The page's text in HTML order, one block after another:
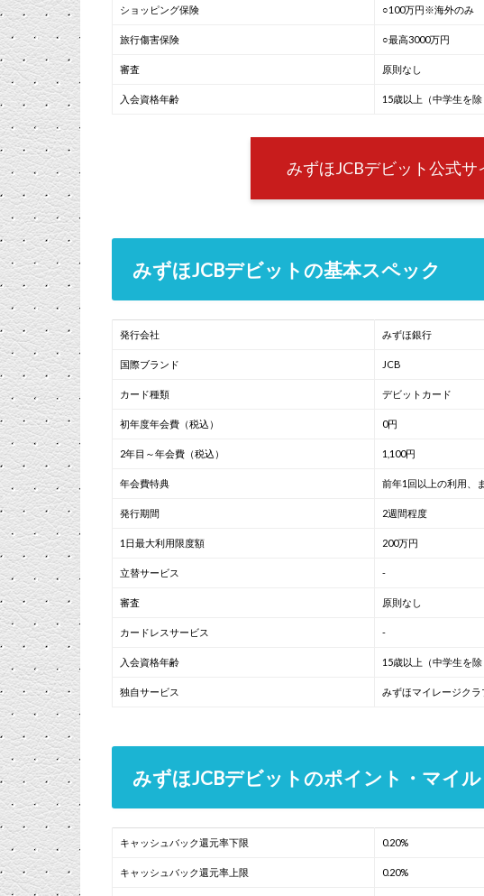
ショッピング保険 ○100万円※海外のみ
旅行傷害保険 ○最高3000万円
審査 原則なし
入会資格年齢 15歳以上（中学生を除
みずほJCBデビット公式サ
みずほJCBデビットの基本スペック
発行会社 みずほ銀行
国際ブランド JCB
カード種類 デビットカード
初年度年会費（税込） 0円
2年目～年会費（税込） 1,100円
年会費特典 前年1回以上の利用、
発行期間 2週間程度
1日最大利用限度額 200万円
立替サービス -
審査 原則なし
カードレスサービス -
入会資格年齢 15歳以上（中学生を除
独自サービス みずほマイレージク
みずほJCBデビットのポイント・マイ
キャッシュバック還元率下限 0.20%
キャッシュバック還元率上限 0.20%